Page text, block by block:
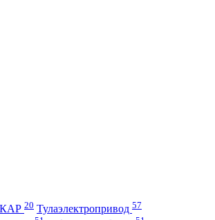
20 Тулаэлектропривод 57